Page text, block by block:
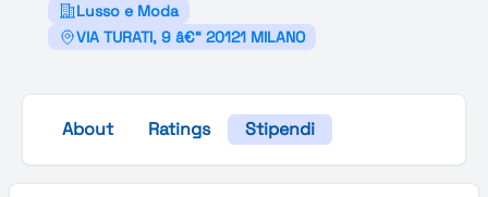
Lusso e Moda
VIA TURATI, 9 â€“ 20121 MILANO
About Ratings Stipendi